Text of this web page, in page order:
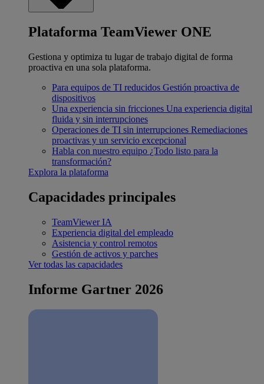
Plataforma TeamViewer ONE
Gestiona y optimiza tu lugar de trabajo digital de forma
proactiva en una sola plataforma.
Para equipos de TI reducidos Gestión proactiva de
dispositivos
Una experiencia sin fricciones Una experiencia digital
fluida y sin interrupciones
Operaciones de TI sin interrupciones Remediaciones
proactivas y un servicio excepcional
Habla con nuestro equipo ¿Todo listo para la
transformación?
Explora la plataforma
Capacidades principales
TeamViewer IA
Experiencia digital del empleado
Asistencia y control remotos
Gestión de activos y parches
Ver todas las capacidades
Informe Gartner 2026